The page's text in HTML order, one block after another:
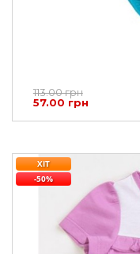
113.00 грн
57.00 грн
ХІТ
-50%